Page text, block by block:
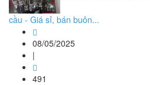
cầu - Giá sỉ, bán buôn...
08/05/2025
|
491